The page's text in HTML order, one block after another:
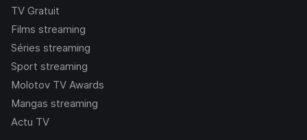
TV Gratuit
Films streaming
Séries streaming
Sport streaming
Molotov TV Awards
Mangas streaming
Actu TV